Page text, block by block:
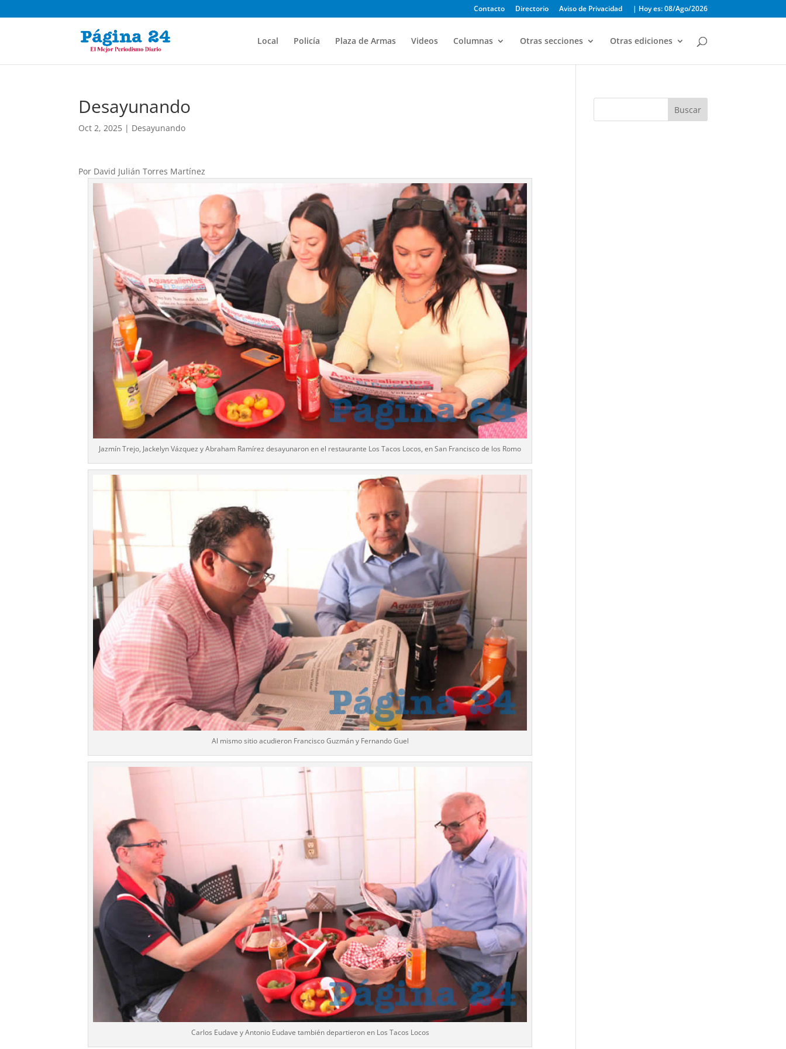
Contacto Directorio Aviso de Privacidad | Hoy es: 08/Ago/2026
Local Policía Plaza de Armas Videos Columnas Otras secciones Otras ediciones
Desayunando
Oct 2, 2025 | Desayunando
Por David Julián Torres Martínez
Jazmín Trejo, Jackelyn Vázquez y Abraham Ramírez desayunaron en el restaurante Los Tacos Locos, en San Francisco de los Romo
Al mismo sitio acudieron Francisco Guzmán y Fernando Guel
Carlos Eudave y Antonio Eudave también departieron en Los Tacos Locos
Buscar